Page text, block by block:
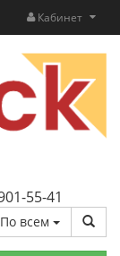
Кабинет
55-41
По всем